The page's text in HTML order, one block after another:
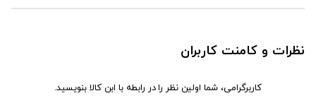
نظرات و کامنت کاربران
کاربرگرامی، شما اولین نظر را در رابطه با ابن کالا بنویسید.